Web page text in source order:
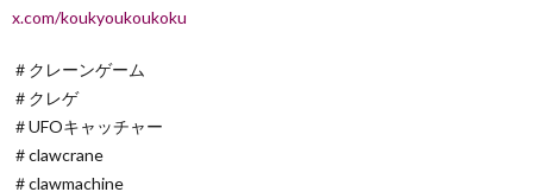
x.com/koukyoukoukoku
＃クレーンゲーム​
＃クレゲ​
＃UFOキャッチャー​
＃clawcrane​
＃clawmachine